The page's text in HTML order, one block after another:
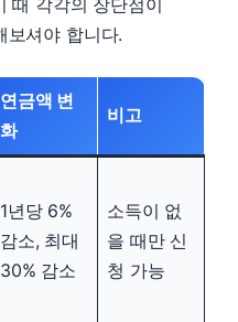
때 각각의 장단점이
보셔야 합니다.
연금액 변
화
비고
1년당 6%
감소, 최대
30% 감소
소득이 없
을 때만 신
청 가능